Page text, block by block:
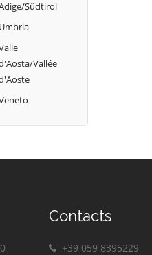
Bartolomeo
Fermo della
Nazzaro Val
Südtirol
Umbria
Vallée
Contacts
+39 059 8395229